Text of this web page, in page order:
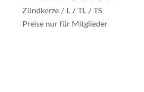
Zündkerze / L / TL / TS
Preise nur für Mitglieder